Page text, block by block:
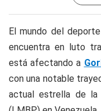
El mundo del
encuentra en luto
está afectando a
con una notable
actual estrella de la